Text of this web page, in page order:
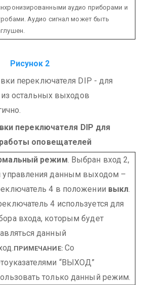
аудио приборами и
Аудио сигнал может быть
Рисунок 2
переключателя DIP - для
остальных выходов
переключателя DIP для
оповещателей
режим Выбран вход 2,
управления данным выходом –
4 в положении выкл
4 используется для
входа, которым будет
данный
ПРИМЕЧАНИЕ: Со
“ВЫХОД”
только данный режим.